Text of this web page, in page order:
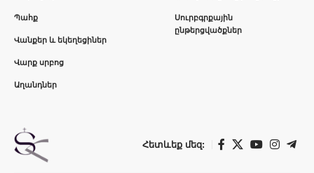
Պահք
Վանքեր և եկեղեցիներ
Վարք սրբոց
Աղանդներ
Սուրբգրքային
ընթերցվածքներ
Հետևեք մեզ: